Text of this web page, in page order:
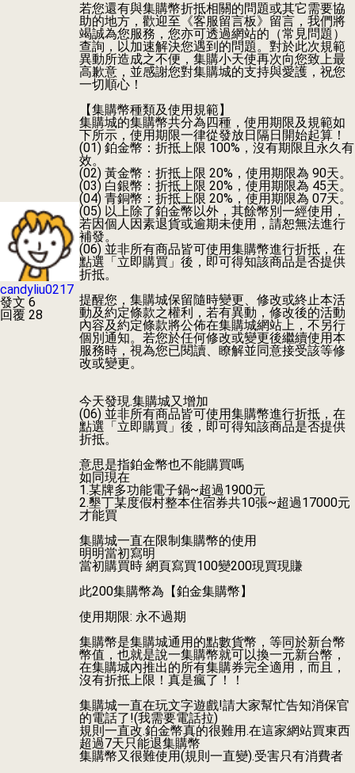
candyliu0217
發文 6
回覆 28
若您還有與集購幣折抵相關的問題或其它需要協
助的地方，歡迎至《客服留言板》留言，我們將
竭誠為您服務，您亦可透過網站的（常見問題）
查詢，以加速解決您遇到的問題。對於此次規範
異動所造成之不便，集購小天使再次向您致上最
高歉意，並感謝您對集購城的支持與愛護，祝您
一切順心！
【集購幣種類及使用規範】
集購城的集購幣共分為四種，使用期限及規範如
下所示，使用期限一律從發放日隔日開始起算！
(01) 鉑金幣：折抵上限 100%，沒有期限且永久有
效。
(02) 黃金幣：折抵上限 20%，使用期限為 90天。
(03) 白銀幣：折抵上限 20%，使用期限為 45天。
(04) 青銅幣：折抵上限 20%，使用期限為 07天。
(05) 以上除了鉑金幣以外，其餘幣別一經使用，
若因個人因素退貨或逾期未使用，請恕無法進行
補發。
(06) 並非所有商品皆可使用集購幣進行折抵，在
點選「立即購買」後，即可得知該商品是否提供
折抵。
提醒您，集購城保留隨時變更、修改或終止本活
動及約定條款之權利，若有異動，修改後的活動
內容及約定條款將公佈在集購城網站上，不另行
個別通知。若您於任何修改或變更後繼續使用本
服務時，視為您已閱讀、瞭解並同意接受該等修
改或變更。
今天發現.集購城又增加
(06) 並非所有商品皆可使用集購幣進行折抵，在
點選「立即購買」後，即可得知該商品是否提供
折抵。
意思是指鉑金幣也不能購買嗎
如同現在
1.某牌多功能電子鍋~超過1900元
2.墾丁某度假村整本住宿券共10張~超過17000元
才能買
集購城一直在限制集購幣的使用
明明當初寫明
當初購買時 網頁寫買100變200現買現賺
此200集購幣為【鉑金集購幣】
使用期限: 永不過期
集購幣是集購城通用的點數貨幣，等同於新台幣
幣值，也就是說一集購幣就可以換一元新台幣，
在集購城內推出的所有集購券完全適用，而且，
沒有折抵上限！真是瘋了！！
集購城一直在玩文字遊戲!請大家幫忙告知消保官
的電話了!(我需要電話拉)
規則一直改.鉑金幣真的很難用.在這家網站買東西
超過7天只能退集購幣
集購幣又很難使用(規則一直變).受害只有消費者